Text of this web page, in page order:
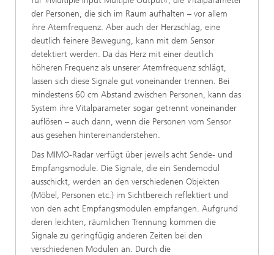
der Personen, die sich im Raum aufhalten – vor allem
ihre Atemfrequenz. Aber auch der Herzschlag, eine
deutlich feinere Bewegung, kann mit dem Sensor
detektiert werden. Da das Herz mit einer deutlich
höheren Frequenz als unserer Atemfrequenz schlägt,
lassen sich diese Signale gut voneinander trennen. Bei
mindestens 60 cm Abstand zwischen Personen, kann das
System ihre Vitalparameter sogar getrennt voneinander
auflösen – auch dann, wenn die Personen vom Sensor
aus gesehen hintereinanderstehen.
Das MIMO-Radar verfügt über jeweils acht Sende- und
Empfangsmodule. Die Signale, die ein Sendemodul
ausschickt, werden an den verschiedenen Objekten
(Möbel, Personen etc.) im Sichtbereich reflektiert und
von den acht Empfangsmodulen empfangen. Aufgrund
deren leichten, räumlichen Trennung kommen die
Signale zu geringfügig anderen Zeiten bei den
verschiedenen Modulen an. Durch die